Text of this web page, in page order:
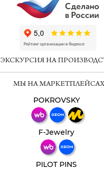
ЭКСКУРСИЯ НА
МЫ НА МАРКЕТПЛЕЙСАХ
POKROVSKY
F-Jewelry
PILOT PINS